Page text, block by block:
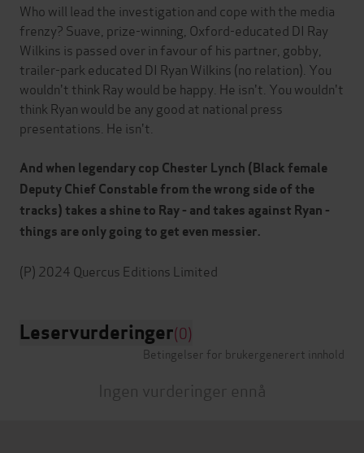
Who will lead the investigation and cope with the media
frenzy? Suave, prize-winning, Oxford-educated DI Ray
Wilkins is passed over in favour of his partner, gobby,
trailer-park educated DI Ryan Wilkins (no relation). You
wouldn't think Ray would be happy. He isn't. You wouldn't
think Ryan would be any good at national press
presentations. He isn't.
And when legendary cop Chester Lynch (Black female
Deputy Chief Constable from the wrong side of the
tracks) takes a shine to Ray - and takes against Ryan -
things are only going to get even messier.
Leservurderinger(0)
Betingelser for brukergenerert innhold
Ingen vurderinger ennå